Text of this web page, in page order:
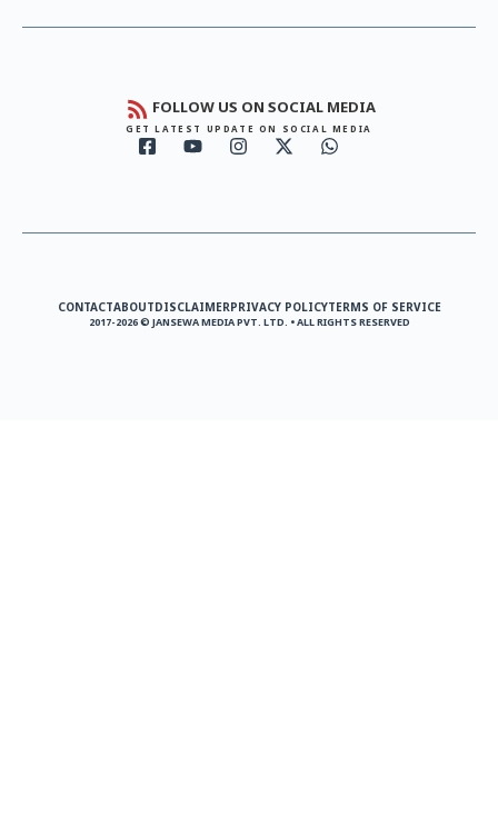
FOLLOW US ON SOCIAL MEDIA
GET LATEST UPDATE ON SOCIAL MEDIA
CONTACTABOUTDISCLAIMERPRIVACY POLICYTERMS OF SERVICE
2017-2026 © JANSEWA MEDIA PVT. LTD. • ALL RIGHTS RESERVED